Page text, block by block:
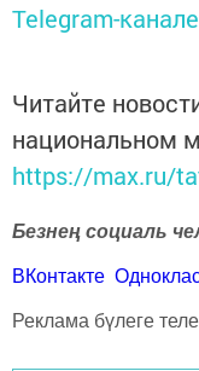
Telegram-канале
Читайте
национальном
https://max.ru/
Безнең социаль
ВКонтакте
Реклама бүлеге